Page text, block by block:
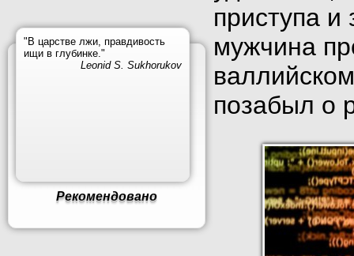
"В царстве лжи, правдивость
ищи в глубинке."
Leonid S. Sukhorukov
Рекомендовано
приступа и
мужчина
позабыл о